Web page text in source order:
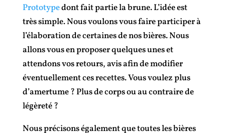
Prototypedont fait partie la brune. L’idée est
très simple. Nous voulons vous faire participer à
l’élaboration de certaines de nos bières. Nous
allons vous en proposer quelques unes et
attendons vos retours, avis afin de modifier
éventuellement ces recettes. Vous voulez plus
d’amertume ? Plus de corps ou au contraire de
légèreté ?
Nous précisons également que toutes les bières